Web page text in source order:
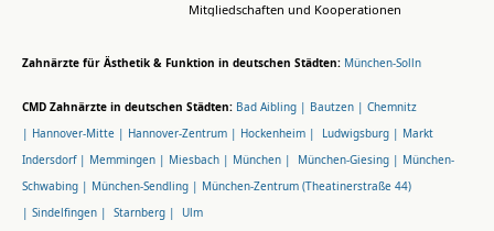
Mitgliedschaften und Kooperationen
Zahnärzte für Ästhetik & Funktion in deutschen Städten: München-Solln
CMD Zahnärzte in deutschen Städten: Bad Aibling | Bautzen | Chemnitz
| Hannover-Mitte | Hannover-Zentrum | Hockenheim | Ludwigsburg | Markt
Indersdorf | Memmingen | Miesbach | München | München-Giesing | München-
Schwabing | München-Sendling | München-Zentrum (Theatinerstraße 44)
| Sindelfingen | Starnberg | Ulm